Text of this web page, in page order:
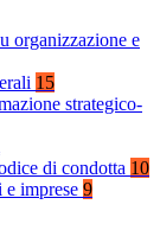
organizzazione e
15
strategico-
di condotta 10
imprese 9